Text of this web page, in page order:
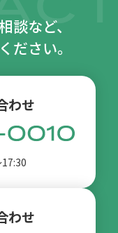
談など、
ださい。
わせ
わせ